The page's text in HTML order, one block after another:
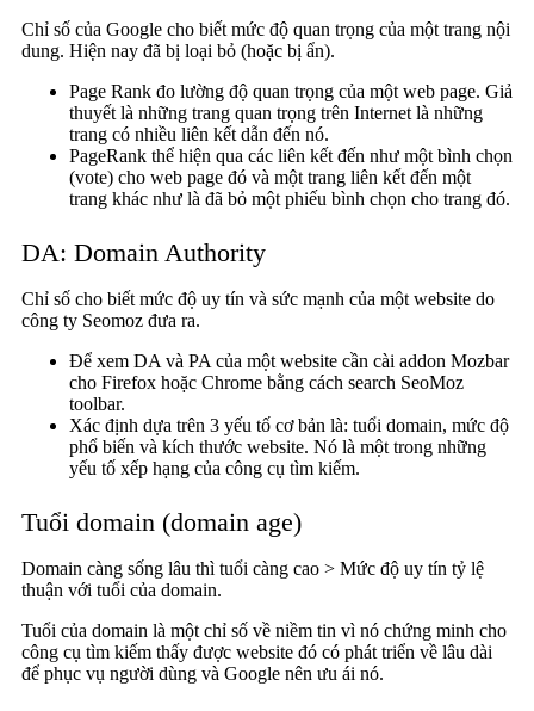
Chỉ số của Google cho biết mức độ quan trọng của một trang nội
dung. Hiện nay đã bị loại bỏ (hoặc bị ẩn).
Page Rank đo lường độ quan trọng của một web page. Giả
thuyết là những trang quan trọng trên Internet là những
trang có nhiều liên kết dẫn đến nó.
PageRank thể hiện qua các liên kết đến như một bình chọn
(vote) cho web page đó và một trang liên kết đến một
trang khác như là đã bỏ một phiếu bình chọn cho trang đó.
DA: Domain Authority
Chỉ số cho biết mức độ uy tín và sức mạnh của một website do
công ty Seomoz đưa ra.
Để xem DA và PA của một website cần cài addon Mozbar
cho Firefox hoặc Chrome bằng cách search SeoMoz
toolbar.
Xác định dựa trên 3 yếu tố cơ bản là: tuổi domain, mức độ
phổ biến và kích thước website. Nó là một trong những
yếu tố xếp hạng của công cụ tìm kiếm.
Tuổi domain (domain age)
Domain càng sống lâu thì tuổi càng cao > Mức độ uy tín tỷ lệ
thuận với tuổi của domain.
Tuổi của domain là một chỉ số về niềm tin vì nó chứng minh cho
công cụ tìm kiếm thấy được website đó có phát triển về lâu dài
để phục vụ người dùng và Google nên ưu ái nó.